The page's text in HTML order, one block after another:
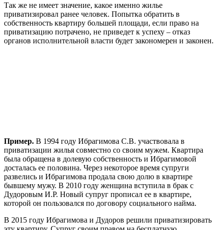
Так же не имеет значение, какое именно жилье
приватизировал ранее человек. Попытка обратить в
собственность квартиру большей площади, если право на
приватизацию потрачено, не приведет к успеху – отказ
органов исполнительной власти будет закономерен и законен.
Пример. В 1994 году Ибрагимова С.В. участвовала в
приватизации жилья совместно со своим мужем. Квартира
была обращена в долевую собственность и Ибрагимовой
досталась ее половина. Через некоторое время супруги
развелись и Ибрагимова продала свою долю в квартире
бывшему мужу. В 2010 году женщина вступила в брак с
Дудоровым И.Р. Новый супруг прописал ее в квартире,
которой он пользовался по договору социального найма.
В 2015 году Ибрагимова и Дудоров решили приватизировать